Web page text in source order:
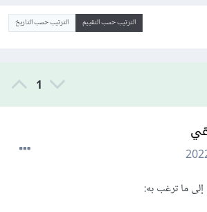
الترتيب حسب التقييم الترتيب حسب التاريخ
1
ما ترغب به: